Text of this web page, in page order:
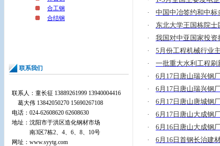
合工钢
合结钢
联系我们
联系人：童长征 13889261999 13940004416
葛大伟 13842050270 15690267108
电话：024-62608620 62608630
地址： 沈阳市于洪区造化钢材市场
南3区7栋2、4、6、8、10号
网址：www.syytg.com
· 中国中冶签约和中标
· 东北大学王国栋院
· 我国对中亚国家投资
· 5月份工程机械行业
· 一批重大水利工程刷
· 6月17日唐山瑞兴钢
· 6月17日唐山瑞兴钢
· 6月17日唐山唐城钢
· 6月17日唐山大成钢
· 6月16日唐山大成钢
· 6月16日首钢长治建